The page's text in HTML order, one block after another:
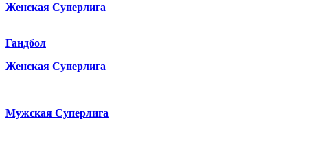
Женская Суперлига
Гандбол
Женская Суперлига
Мужская Суперлига